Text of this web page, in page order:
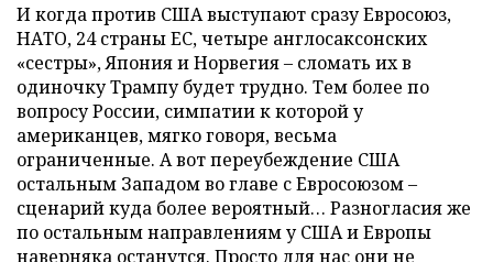
И когда против США выступают сразу Евросоюз,
НАТО, 24 страны ЕС, четыре англосаксонских
«сестры», Япония и Норвегия – сломать их в
одиночку Трампу будет трудно. Тем более по
вопросу России, симпатии к которой у
американцев, мягко говоря, весьма
ограниченные. А вот переубеждение США
остальным Западом во главе с Евросоюзом –
сценарий куда более вероятный… Разногласия же
по остальным направлениям у США и Европы
наверняка останутся. Просто для нас они не